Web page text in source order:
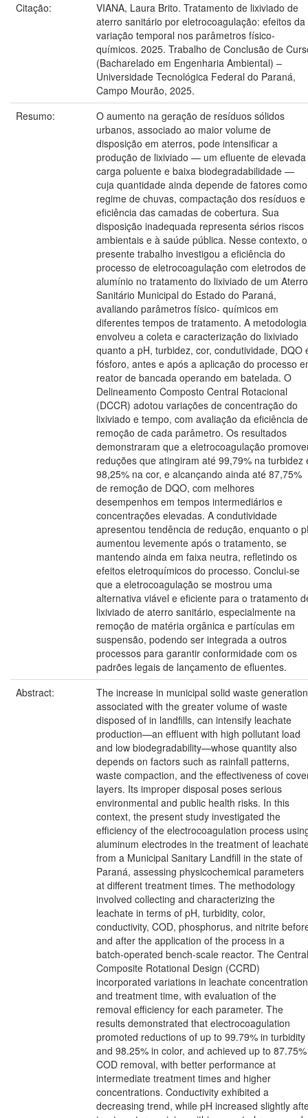
Citação:
VIANA, Laura Brito. Tratamento de lixiviado de
aterro sanitário por eletrocoagulação: efeitos da
variação temporal nos parâmetros físico-
químicos. 2025. Trabalho de Conclusão de
(Bacharelado em Engenharia Ambiental) –
Universidade Tecnológica Federal do Paraná,
Campo Mourão, 2025.
Resumo:
O aumento na geração de resíduos sólidos
urbanos, associado ao maior volume de
disposição em aterros, pode intensificar a
produção de lixiviado — um efluente de elevada
carga poluente e baixa biodegradabilidade —
cuja quantidade ainda depende de fatores como
regime de chuvas, compactação dos resíduos e
eficiência das camadas de cobertura. Sua
disposição inadequada representa sérios riscos
ambientais e à saúde pública. Nesse contexto, o
presente trabalho investigou a eficiência do
processo de eletrocoagulação com eletrodos de
alumínio no tratamento do lixiviado de um Aterro
Sanitário Municipal do Estado do Paraná,
avaliando parâmetros físico- químicos em
diferentes tempos de tratamento. A metodologia
envolveu a coleta e caracterização do lixiviado
quanto a pH, turbidez, cor, condutividade, DQO
fósforo, antes e após a aplicação do processo
reator de bancada operando em batelada. O
Delineamento Composto Central Rotacional
(DCCR) adotou variações de concentração do
lixiviado e tempo, com avaliação da eficiência de
remoção de cada parâmetro. Os resultados
demonstraram que a eletrocoagulação
reduções que atingiram até 99,79% na turbidez
98,25% na cor, e alcançando ainda até 87,75%
de remoção de DQO, com melhores
desempenhos em tempos intermediários e
concentrações elevadas. A condutividade
apresentou tendência de redução, enquanto o
aumentou levemente após o tratamento, se
mantendo ainda em faixa neutra, refletindo os
efeitos eletroquímicos do processo. Conclui-se
que a eletrocoagulação se mostrou uma
alternativa viável e eficiente para o tratamento
lixiviado de aterro sanitário, especialmente na
remoção de matéria orgânica e partículas em
suspensão, podendo ser integrada a outros
processos para garantir conformidade com os
padrões legais de lançamento de efluentes.
Abstract:
The increase in municipal solid waste
associated with the greater volume of waste
disposed of in landfills, can intensify leachate
production—an effluent with high pollutant load
and low biodegradability—whose quantity also
depends on factors such as rainfall patterns,
waste compaction, and the effectiveness of
layers. Its improper disposal poses serious
environmental and public health risks. In this
context, the present study investigated the
efficiency of the electrocoagulation process
aluminum electrodes in the treatment of
from a Municipal Sanitary Landfill in the state of
Paraná, assessing physicochemical parameters
at different treatment times. The methodology
involved collecting and characterizing the
leachate in terms of pH, turbidity, color,
conductivity, COD, phosphorus, and nitrite
and after the application of the process in a
batch-operated bench-scale reactor. The Central
Composite Rotational Design (CCRD)
incorporated variations in leachate concentration
and treatment time, with evaluation of the
removal efficiency for each parameter. The
results demonstrated that electrocoagulation
promoted reductions of up to 99.79% in turbidity
and 98.25% in color, and achieved up to 87.75%
COD removal, with better performance at
intermediate treatment times and higher
concentrations. Conductivity exhibited a
decreasing trend, while pH increased slightly